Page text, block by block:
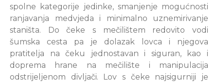
spolne kategorije jedinke, smanjenje mogućnosti
ranjavanja medvjeda i minimalno uznemirivanje
staništa. Do čeke s mečilištem redovito vodi
šumska cesta pa je dolazak lovca i njegova
pratitelja na čeku jednostavan i siguran, kao i
doprema hrane na mečilište i manipulacija
odstrijeljenom divljači. Lov s čeke najsigurniji je